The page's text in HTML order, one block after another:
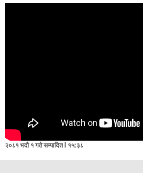
२०८१ भदौ १ गते सम्पादित l १५:३८